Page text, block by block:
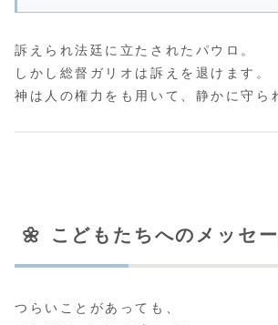
訴えられ法廷に立たされたパウロ。
しかし総督ガリオは訴えを退けます。
神は人の権力をも用いて、静かに守ら
🌼 こどもたちへのメッセ
つらいことがあっても、